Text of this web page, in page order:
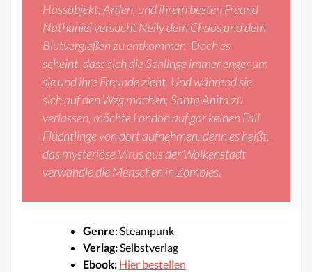
Hassobjekt, Arden, und ihrem besten Freund
Nathaniel versucht Nelly dem Chaos und dem
Blutvergießen zu entkommen. Doch es
scheint, dass sich die Schlinge immer enger um
sie und ihre Freunde zieht. Und während sie
sich auf den Weg machen, Santa Anita zu
verlassen, möchte London auf gar keinen Fall
Flüchtlinge von dort aufnehmen, denn es heißt,
das mysteriöse Virus aus der Wolkenstadt
verwandle die Menschen in Zombies.
Genre: Steampunk
Verlag:Selbstverlag
Ebook: Hier bestellen